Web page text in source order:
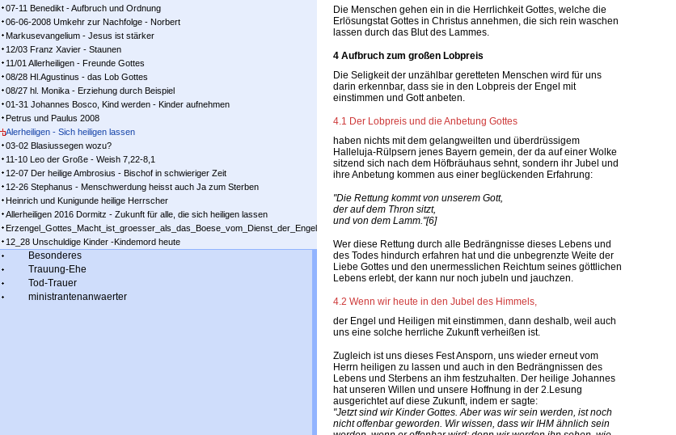
07-11 Benedikt - Aufbruch und Ordnung
06-06-2008 Umkehr zur Nachfolge - Norbert
Markusevangelium - Jesus ist stärker
12/03 Franz Xavier - Staunen
11/01 Allerheiligen - Freunde Gottes
08/28 Hl.Agustinus - das Lob Gottes
08/27 hl. Monika - Erziehung durch Beispiel
01-31 Johannes Bosco, Kind werden - Kinder aufnehmen
Petrus und Paulus 2008
Alerheiligen - Sich heiligen lassen
03-02 Blasiussegen wozu?
11-10 Leo der Große - Weish 7,22-8,1
12-07 Der heilige Ambrosius - Bischof in schwieriger Zeit
12-26 Stephanus - Menschwerdung heisst auch Ja zum Sterben
Heinrich und Kunigunde heilige Herrscher
Allerheiligen 2016 Dormitz - Zukunft für alle, die sich heiligen lassen
Erzengel_Gottes_Macht_ist_groesser_als_das_Boese_vom_Dienst_der_Engel
12_28 Unschuldige Kinder -Kindemord heute
Besonderes
Trauung-Ehe
Tod-Trauer
ministrantenanwaerter
Die Menschen gehen ein in die Herrlichkeit Gottes, welche die
Erlösungstat Gottes in Christus annehmen, die sich rein waschen
lassen durch das Blut des Lammes.
4 Aufbruch zum großen Lobpreis
Die Seligkeit der unzählbar geretteten Menschen wird für uns
darin erkennbar, dass sie in den Lobpreis der Engel mit
einstimmen und Gott anbeten.
4.1 Der Lobpreis und die Anbetung Gottes
haben nichts mit dem gelangweilten und überdrüssigem
Halleluja-Rülpsern jenes Bayern gemein, der da auf einer Wolke
sitzend sich nach dem Höfbräuhaus sehnt, sondern ihr Jubel und
ihre Anbetung kommen aus einer beglückenden Erfahrung:
"Die Rettung kommt von unserem Gott,
der auf dem Thron sitzt,
und von dem Lamm."[6]
Wer diese Rettung durch alle Bedrängnisse dieses Lebens und
des Todes hindurch erfahren hat und die unbegrenzte Weite der
Liebe Gottes und den unermesslichen Reichtum seines göttlichen
Lebens erlebt, der kann nur noch jubeln und jauchzen.
4.2 Wenn wir heute in den Jubel des Himmels,
der Engel und Heiligen mit einstimmen, dann deshalb, weil auch
uns eine solche herrliche Zukunft verheißen ist.
Zugleich ist uns dieses Fest Ansporn, uns wieder erneut vom
Herrn heiligen zu lassen und auch in den Bedrängnissen des
Lebens und Sterbens an ihm festzuhalten. Der heilige Johannes
hat unseren Willen und unsere Hoffnung in der 2.Lesung
ausgerichtet auf diese Zukunft, indem er sagte:
"Jetzt sind wir Kinder Gottes. Aber was wir sein werden, ist noch
nicht offenbar geworden. Wir wissen, dass wir IHM ähnlich sein